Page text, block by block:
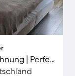
Voll ausgestattete charmante Wohnung | Perfekt für die Arbeit von Zuhause